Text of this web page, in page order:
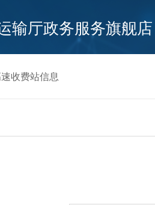
输厅政务服务旗舰店
收费站信息